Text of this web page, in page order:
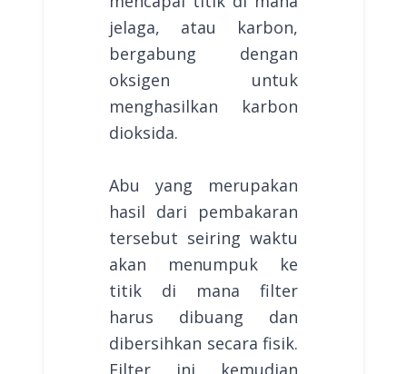
jelaga, atau karbon,
bergabung dengan
oksigen untuk
menghasilkan karbon
dioksida.
Abu yang merupakan
hasil dari pembakaran
tersebut seiring waktu
akan menumpuk ke
titik di mana filter
harus dibuang dan
dibersihkan secara fisik.
Filter ini kemudian